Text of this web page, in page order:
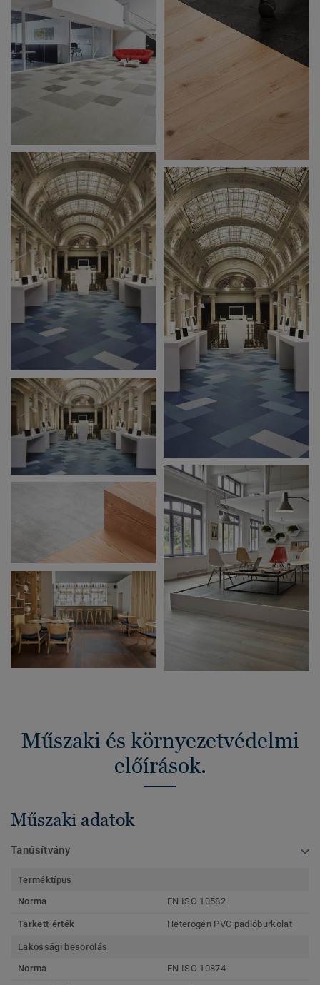
Műszaki és környezetvédelmi
előírások.
Műszaki adatok
Tanúsítvány
Terméktípus
Norma
EN ISO 10582
Tarkett-érték Heterogén PVC padlóburkolat
Lakossági besorolás
Norma
EN ISO 10874